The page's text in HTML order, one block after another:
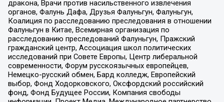
дракона, Врачи против насильственного извлечения
органов, Фалунь Дафа, Друзья Фалуньгун, Фалуньгун,
Коалиция по расследованию преследования в отношении
Фалуньгун в Китае, Всемирная организация по
расследованию преследований Фалуньгун, Пражский
гражданский центр, Ассоциация школ политических
исследований при Совете Европы, Центр либеральной
современности, Форум русскоязычных европейцев,
Немецко-русский обмен, Бард колледж, Европейский
выбор, Фонд Ходорковского, Оксфордский российский
фонд, Фонд Будущее России, Компания свободы